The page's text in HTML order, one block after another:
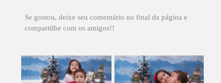
Se gostou, deixe seu comentário no final da página e
compartilhe com os amigos!!